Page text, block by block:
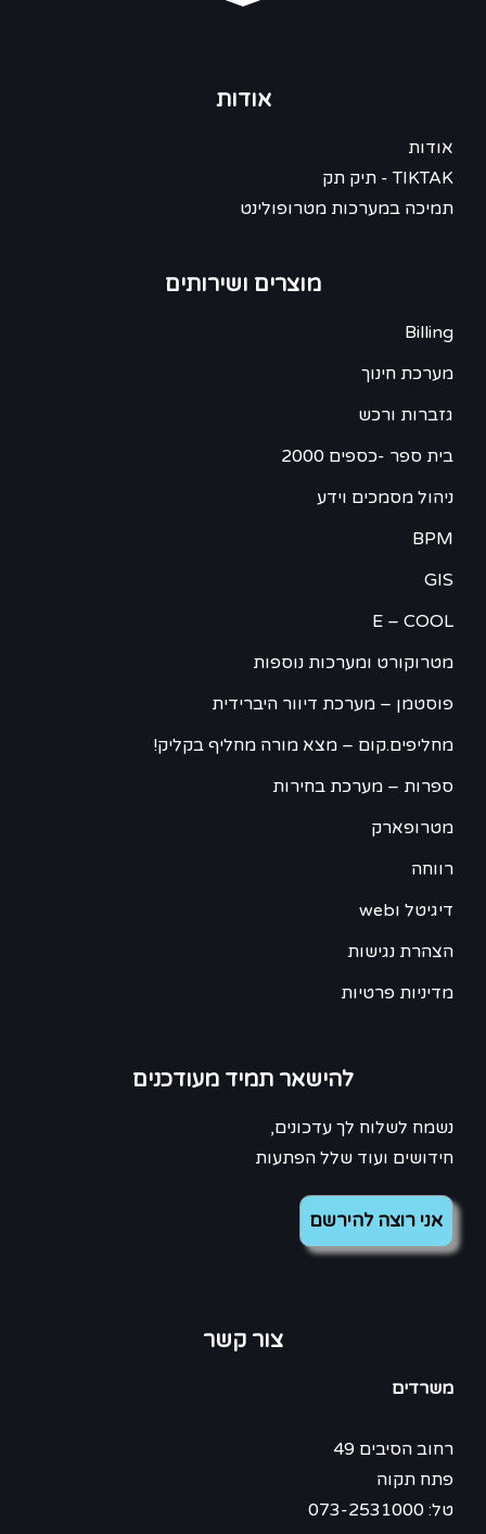
אודות
אודות
TIKTAK - תיק תק
תמיכה במערכות מטרופולינט
מוצרים ושירותים
Billing
מערכת חינוך
גזברות ורכש
בית ספר -כספים 2000
ניהול מסמכים וידע
BPM
GIS
E – COOL
מטרוקורט ומערכות נוספות
פוסטמן – מערכת דיוור היברידית
מחליפים.קום – מצא מורה מחליף בקליק!
ספרות – מערכת בחירות
מטרופארק
רווחה
דיגיטל וweb
הצהרת נגישות
מדיניות פרטיות
להישאר תמיד מעודכנים
נשמח לשלוח לך עדכונים,
חידושים ועוד שלל הפתעות
צור קשר
משרדים
רחוב הסיבים 49
פתח תקוה
טל: 073-2531000